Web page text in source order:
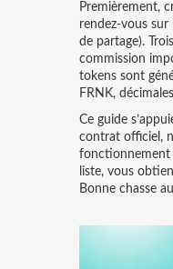
Premièrement,
rendez‑vous
de partage).
commission
tokens sont
FRNK,
Ce guide
contrat officiel,
fonctionnement
liste, vous
Bonne chasse